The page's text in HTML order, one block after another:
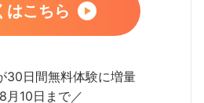
はこちら
30日間無料体験に増量
月10日まで／